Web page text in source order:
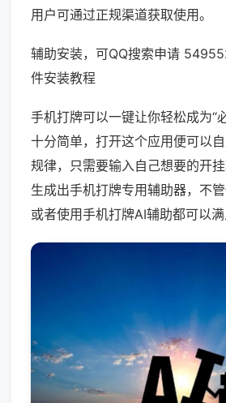
用户可通过正规渠道获取使用。
辅助安装，可QQ搜索申请
件安装教程
手机打牌可以一键让你轻松成为“
十分简单，打开这个应用便可以
规律，只需要输入自己想要的开
生成出手机打牌专用辅助器，不
或者使用手机打牌AI辅助都可以满